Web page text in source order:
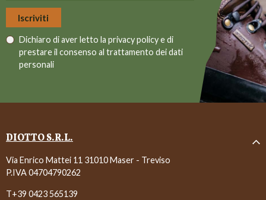
Dichiaro di aver letto la privacy policye di
prestare il consenso al trattamento dei dati
personali
DIOTTO S.R.L.
Via Enrico Mattei 11 31010 Maser - Treviso
P.IVA 04704790262
T+39 0423 565139